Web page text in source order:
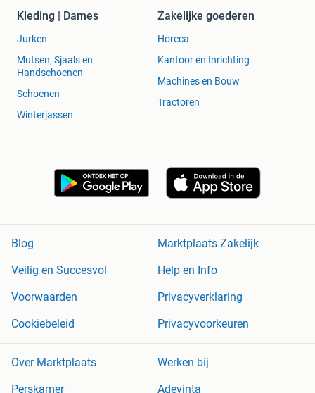
Kleding | Dames
Jurken
Mutsen, Sjaals en
Handschoenen
Schoenen
Winterjassen
Zakelijke goederen
Horeca
Kantoor en Inrichting
Machines en Bouw
Tractoren
Blog
Marktplaats Zakelijk
Veilig en Succesvol
Help en Info
Voorwaarden
Privacyverklaring
Cookiebeleid
Privacyvoorkeuren
Over Marktplaats
Werken bij
Perskamer
Adevinta